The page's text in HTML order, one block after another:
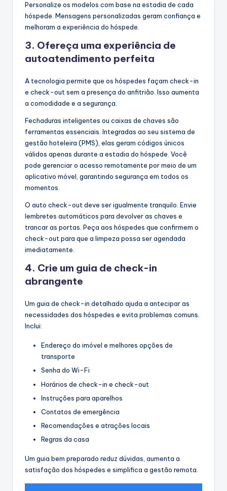
Personalize os modelos com base na estadia de cada
hóspede. Mensagens personalizadas geram confiança e
melhoram a experiência do hóspede.
3. Ofereça uma experiência de
autoatendimento perfeita
A tecnologia permite que os hóspedes façam check-in
e check-out sem a presença do anfitrião. Isso aumenta
a comodidade e a segurança.
Fechaduras inteligentes ou caixas de chaves são
ferramentas essenciais. Integradas ao seu sistema de
gestão hoteleira (PMS), elas geram códigos únicos
válidos apenas durante a estadia do hóspede. Você
pode gerenciar o acesso remotamente por meio de um
aplicativo móvel, garantindo segurança em todos os
momentos.
O auto check-out deve ser igualmente tranquilo. Envie
lembretes automáticos para devolver as chaves e
trancar as portas. Peça aos hóspedes que confirmem o
check-out para que a limpeza possa ser agendada
imediatamente.
4. Crie um guia de check-in
abrangente
Um guia de check-in detalhado ajuda a antecipar as
necessidades dos hóspedes e evita problemas comuns.
Inclui:
Endereço do imóvel e melhores opções de
transporte
Senha do Wi-Fi
Horários de check-in e check-out
Instruções para aparelhos
Contatos de emergência
Recomendações e atrações locais
Regras da casa
Um guia bem preparado reduz dúvidas, aumenta a
satisfação dos hóspedes e simplifica a gestão remota.